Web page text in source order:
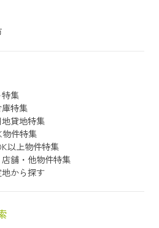
集
特集
貸地特集
物件特集
以上物件特集
舗・他物件特集
から探す